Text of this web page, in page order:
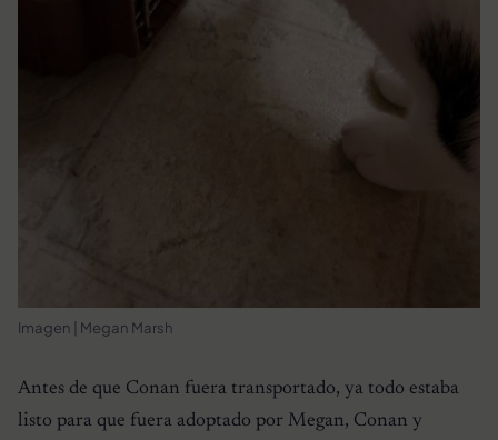
Imagen | Megan Marsh
Antes de que Conan fuera transportado, ya todo estaba
listo para que fuera adoptado por Megan, Conan y